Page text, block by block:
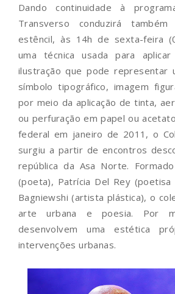
Dando continuidade à
Transverso conduzirá
estêncil, às 14h de sexta-feira
uma técnica usada para
ilustração que pode representar
símbolo tipográfico, imagem
por meio da aplicação de tinta,
ou perfuração em papel ou
federal em janeiro de 2011, o
surgiu a partir de encontros
república da Asa Norte.
(poeta), Patrícia Del Rey
Bagniewshi (artista plástica), o
arte urbana e poesia. Por
desenvolvem uma estética
intervenções urbanas.